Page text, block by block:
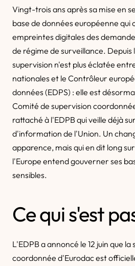
Vingt-trois ans après sa mise en
base de données européenne qui
empreintes digitales des
de régime de surveillance. Depuis
supervision n'est plus éclatée
nationales et le Contrôleur
données (EDPS) : elle est
Comité de supervision
rattaché à l'EDPB qui veille déjà
d'information de l'Union. Un
apparence, mais qui en dit long
l'Europe entend gouverner ses
sensibles.
Ce qui s'est
L'EDPB a annoncé le 12 juin que la
coordonnée d'Eurodac est